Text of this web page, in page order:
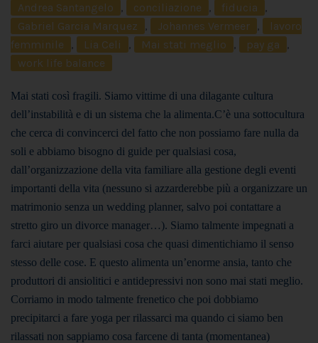
Andrea Santangelo , conciliazione , fiducia
,
Gabriel Garcia Marquez
, Johannes Vermeer ,
lavoro
femminile
, Lia Celi , Mai stati meglio , pay ga
,
work life balance
Mai stati così fragili. Siamo vittime di una dilagante cultura
dell’instabilità e di un sistema che la alimenta.C’è una sottocultura
che cerca di convincerci del fatto che non possiamo fare nulla da
soli e abbiamo bisogno di guide per qualsiasi cosa,
dall’organizzazione della vita familiare alla gestione degli eventi
importanti della vita (nessuno si azzarderebbe più a organizzare un
matrimonio senza un wedding planner, salvo poi contattare a
stretto giro un divorce manager…). Siamo talmente impegnati a
farci aiutare per qualsiasi cosa che quasi dimentichiamo il senso
stesso delle cose. E questo alimenta un’enorme ansia, tanto che
produttori di ansiolitici e antidepressivi non sono mai stati meglio.
Corriamo in modo talmente frenetico che poi dobbiamo
precipitarci a fare yoga per rilassarci ma quando ci siamo ben
rilassati non sappiamo cosa farcene di tanta (momentanea)